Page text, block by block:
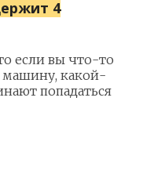
4
если вы что-то
машину, какой-
попадаться